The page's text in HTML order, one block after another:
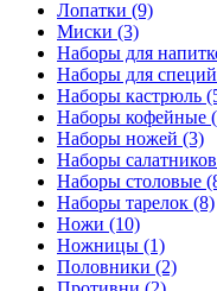
Лопатки (9)
Миски (3)
Наборы для
Наборы для
Наборы кастрюль
Наборы кофейные
Наборы ножей (3)
Наборы
Наборы столовые
Наборы тарелок (8)
Ножи (10)
Ножницы (1)
Половники (2)